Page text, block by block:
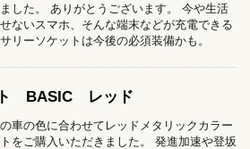
した。 ありがとうございます。 今や生活
ないスマホ、そんな端末などが充電できる
リーソケットは今後の必須装備かも。
BASIC レッド
車の色に合わせてレッドメタリックカラー
をご購入いただきました。 発進加速や登坂